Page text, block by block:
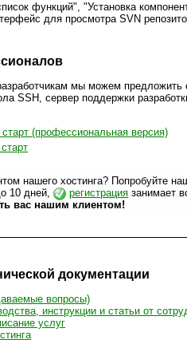
функций", "Установка
для просмотра SVN
мы можем предложить
SSH, сервер поддержки
(профессиональная версия)
нашего хостинга? Попробуйте
10 дней,
регистрация занимает
вас нашим клиентом!
документации
вопросы)
инструкции и статьи от
услуг